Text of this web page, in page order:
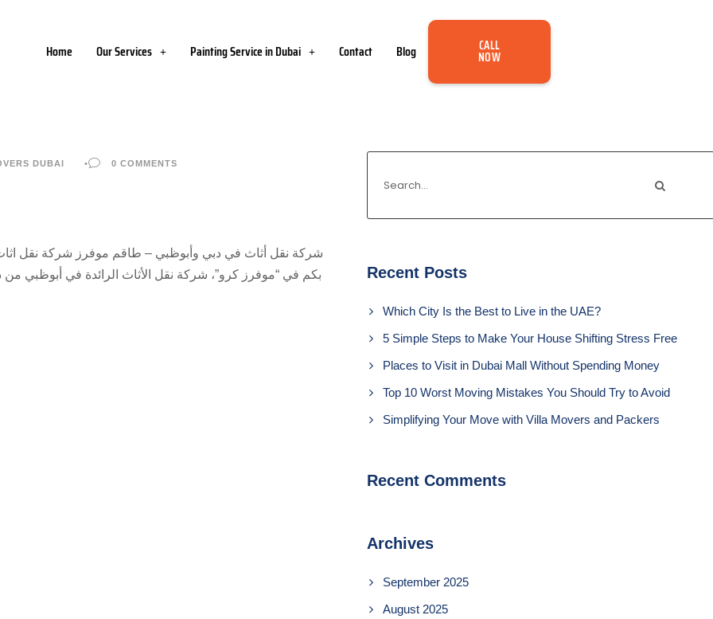
Home Our Services Painting Service in Dubai Contact Blog CALL
NOW
DUBAI • 0 COMMENTS
بكم في “موفرز كرو”، شركة نقل الأثاث الرائدة في أبوظبي
Recent Posts
Which City Is the Best to Live in the UAE?
5 Simple Steps to Make Your House Shifting Stress Free
Places to Visit in Dubai Mall Without Spending Money
Top 10 Worst Moving Mistakes You Should Try to Avoid
Simplifying Your Move with Villa Movers and Packers
Recent Comments
Archives
September 2025
August 2025